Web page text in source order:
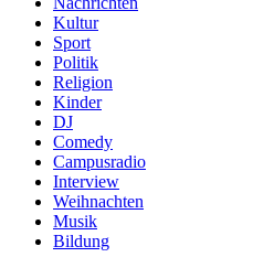
Kultur
Sport
Politik
Religion
Kinder
DJ
Comedy
Campusradio
Interview
Weihnachten
Musik
Bildung